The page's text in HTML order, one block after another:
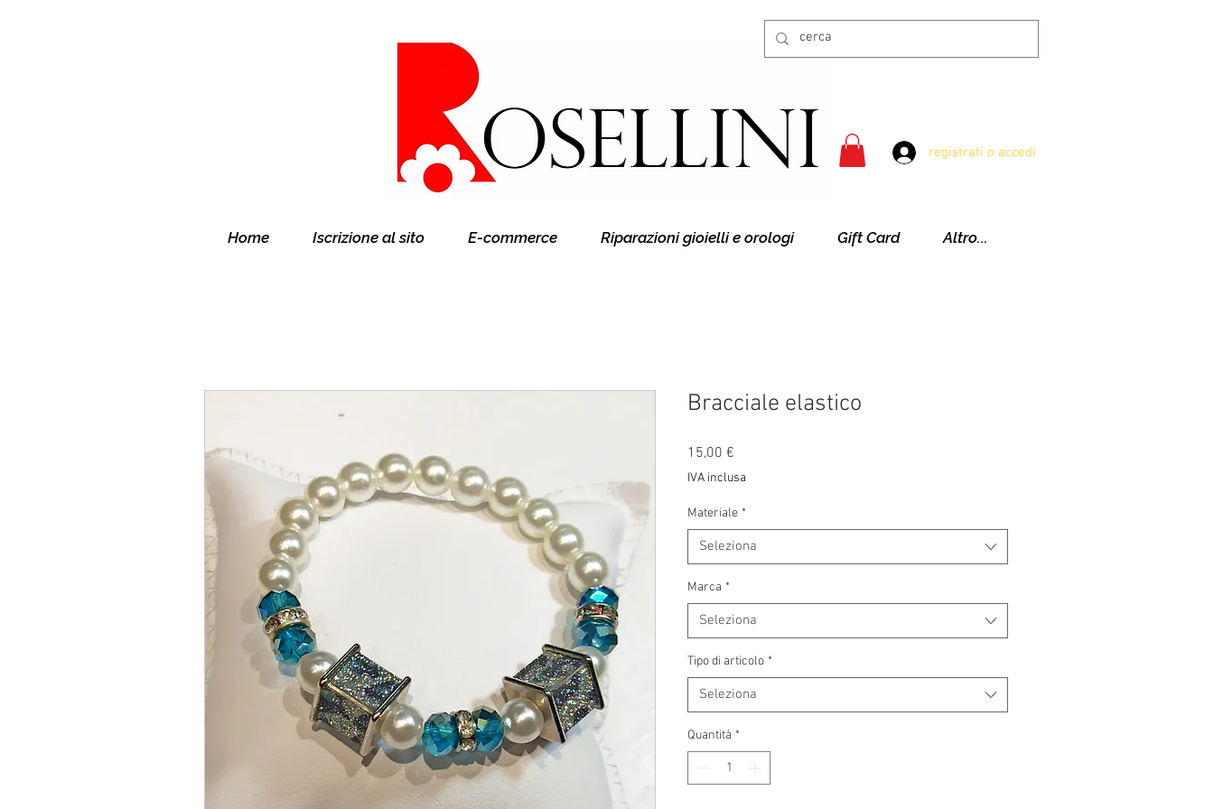
Gioielleria Rosellini
Rosellini online
registrati o accedi
Home Iscrizione al sito E-commerce Riparazioni gioielli e orologi Gift Card Altro...
Bracciale elastico
15,00 €
IVA inclusa
Materiale *
Seleziona
Marca *
Seleziona
Tipo di articolo *
Seleziona
Quantità *